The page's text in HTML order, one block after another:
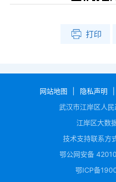
打印
网站地图 隐私声明
武汉市江岸区人
江岸区大数
技术支持联系方
鄂公网安备
鄂ICP备